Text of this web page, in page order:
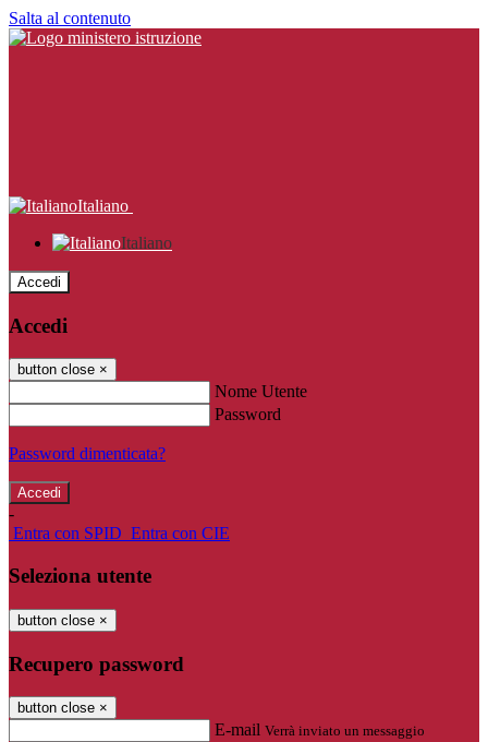
Salta al contenuto
Italiano
Italiano
Accedi
Accedi
button close ×
Nome Utente
Password
Password dimenticata?
-
Entra con SPID Entra con CIE
Seleziona utente
button close ×
Recupero password
button close ×
E-mail Verrà inviato un messaggio